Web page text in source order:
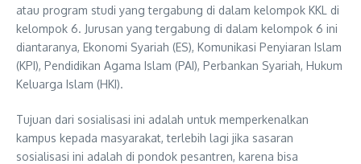
atau program studi yang tergabung di dalam kelompok KKL di
kelompok 6. Jurusan yang tergabung di dalam kelompok 6 ini
diantaranya, Ekonomi Syariah (ES), Komunikasi Penyiaran Islam
(KPI), Pendidikan Agama Islam (PAI), Perbankan Syariah, Hukum
Keluarga Islam (HKI).
Tujuan dari sosialisasi ini adalah untuk memperkenalkan
kampus kepada masyarakat, terlebih lagi jika sasaran
sosialisasi ini adalah di pondok pesantren, karena bisa